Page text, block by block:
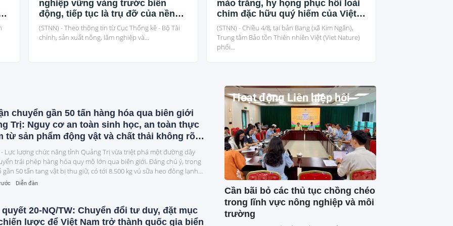
nghiệp vững vàng trước biến
động, tiếp tục là trụ đỡ của nền
kinh tế
(STNN) - Theo thông tin từ Cục Thống kê - Bộ Tài
chính, sản xuất nông, lâm nghiệp và...
mào trắng, hy họng phục hồi loài
chim đặc hữu quý hiếm của Việt
Nam
(STNN) - Chiều 4/8, tại bản Bang (xã Kim Ngân),
Trung tâm Bảo tồn Thiên nhiên Việt (Viet Nature)
phối...
chuyển gần 50 tấn hàng hóa qua biên giới
Trị: Nguy cơ an toàn sinh học, an toàn thực
từ sản phẩm động vật và chất thải không rõ
gốc
- Lực lượng chức năng tỉnh Quảng Trị vừa triệt phá một đường dây
trái phép hàng hóa quy mô lớn qua biên giới. Đáng chú ý, trong
gần 50 tấn tang vật bị thu giữ, có tới 8.500 kg vú sữa heo đông lạnh
kg chất thải không rõ nguồn gốc.
Diễn đàn
quyết 20-NQ/TW: Chuyển đổi tư duy, đặt mục
lược để Việt Nam trở thành quốc gia biển
Hoạt động Liên hiệp hội
Cần bãi bỏ các thủ tục chồng chéo
trong lĩnh vực nông nghiệp và môi
trường